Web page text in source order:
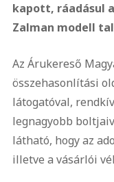
kapott, ráadásul
Zalman modell
Az Árukereső
összehasonlítási
látogatóval,
legnagyobb
látható, hogy az
illetve a vásárlói